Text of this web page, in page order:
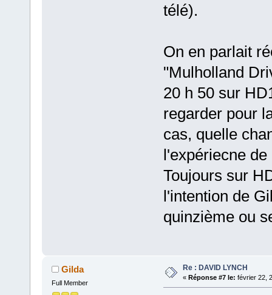
télé).
On en parlait
"Mulholland
20 h 50 sur
regarder pour
cas, quelle
l'expériecne
Toujours sur
l'intention de
quinzième ou
Gilda
Full Member
Re : DAVID LYNCH
« Réponse #7 le: février 22,